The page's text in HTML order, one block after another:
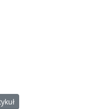
nieograniczony -
15.07.2009r. Przetarg